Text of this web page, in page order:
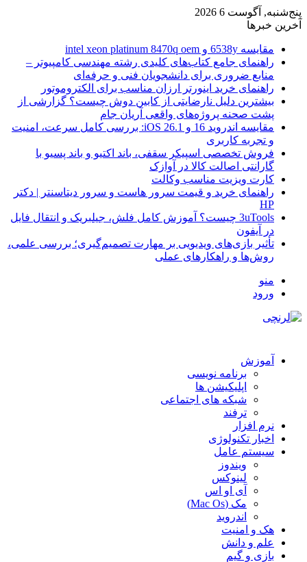
پنج‌شنبه, آگوست 6 2026
آخرین خبرها
مقایسه 6538y و intel xeon platinum 8470q oem
راهنمای جامع کتاب‌های کلیدی رشته مهندسی کامپیوتر –
منابع ضروری برای دانشجویان فنی و حرفه‌ای
راهنمای خرید اینورتر ارزان مناسب برای الکتروموتور
بیشترین دلیل نارضایتی از کابین دوش چیست؟ گزارشی از
پشت صحنه پروژه‌های واقعی آریان جام
مقایسه اندروید 16 و iOS 26.1: بررسی کامل سرعت، امنیت
و تجربه کاربری
فروش تخصصی اسپیکر سقفی، باند اکتیو و باند پسیو با
گارانتی اصالت کالا در آوازک
کارت ویزیت مناسب وکالت
راهنمای خرید و قیمت سرور هاست و سرور دیتاسنتر | دکتر
HP
3uTools چیست؟ آموزش کامل فلش، جیلبریک و انتقال فایل
در آیفون
تأثیر بازی‌های ویدیویی بر مهارت تصمیم‌گیری؛ بررسی علمی،
روش‌ها و راهکارهای عملی
منو
ورود
آموزش
برنامه نویسی
اپلیکیشن ها
شبکه های اجتماعی
ترفند
نرم افزار
اخبار تکنولوژی
سیستم عامل
ویندوز
لینوکس
آی او اس
مک (Mac Os)
اندروید
هک و امنیت
علم و دانش
بازی و گیم